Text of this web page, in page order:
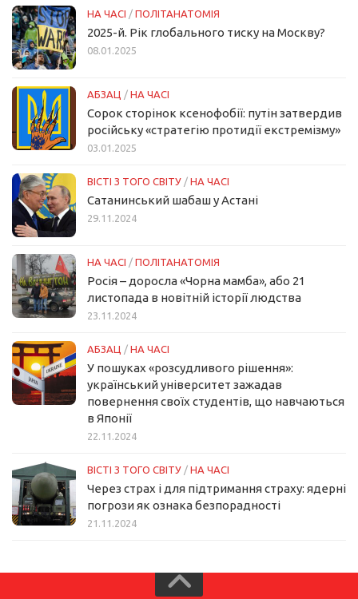
НА ЧАСІ / ПОЛІТАНАТОМІЯ
2025-й. Рік глобального тиску на Москву?
08.01.2025
АБЗАЦ / НА ЧАСІ
Сорок сторінок ксенофобії: путін затвердив
російську «стратегію протидії екстремізму»
03.01.2025
ВІСТІ З ТОГО СВІТУ / НА ЧАСІ
Сатанинський шабаш у Астані
29.11.2024
НА ЧАСІ / ПОЛІТАНАТОМІЯ
Росія – доросла «Чорна мамба», або 21
листопада в новітній історії людства
23.11.2024
АБЗАЦ / НА ЧАСІ
У пошуках «розсудливого рішення»:
український університет зажадав
повернення своїх студентів, що навчаються
в Японії
22.11.2024
ВІСТІ З ТОГО СВІТУ / НА ЧАСІ
Через страх і для підтримання страху: ядерні
погрози як ознака безпорадності
21.11.2024